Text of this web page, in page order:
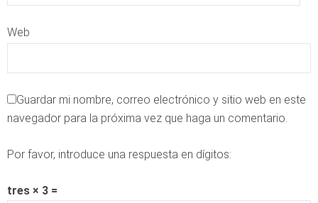
Web
Guardar mi nombre, correo electrónico y sitio web en este
navegador para la próxima vez que haga un comentario.
Por favor, introduce una respuesta en dígitos:
tres × 3 =